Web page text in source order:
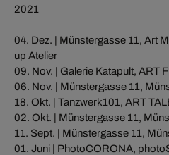
2021
04. Dez. | Münstergasse 11, Art
up Atelier
09. Nov. | Galerie Katapult, ART
06. Nov. | Münstergasse 11,
18. Okt. | Tanzwerk101, ART
02. Okt. | Münstergasse 11,
11. Sept. | Münstergasse 11,
01. Juni | PhotoCORONA,